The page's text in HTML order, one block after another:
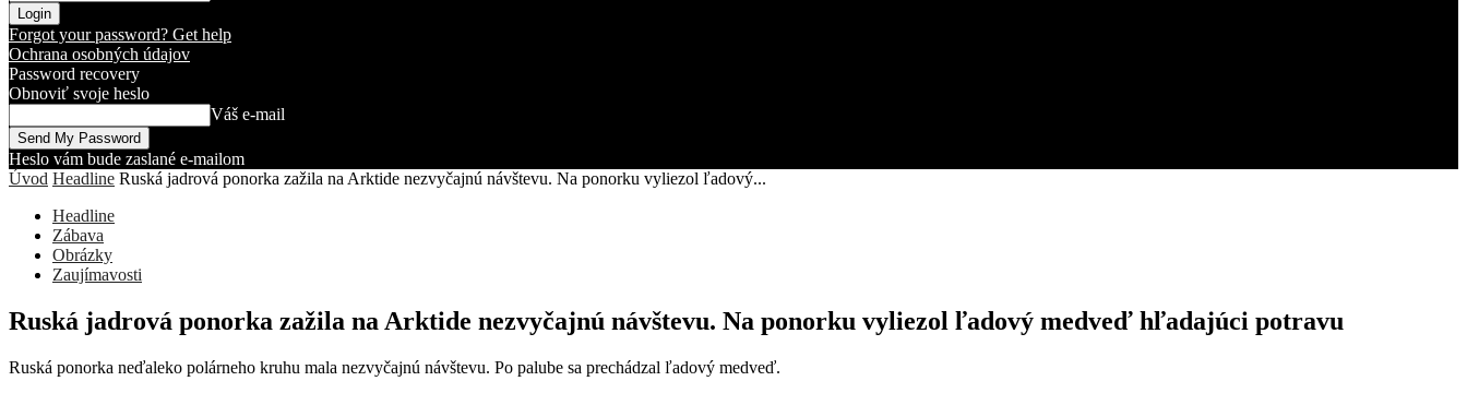
Forgot your password? Get help
Ochrana osobných údajov
Password recovery
Obnoviť svoje heslo
Váš e-mail
Heslo vám bude zaslané e-mailom
Úvod Headline Ruská jadrová ponorka zažila na Arktide nezvyčajnú návštevu. Na ponorku vyliezol ľadový...
Headline
Zábava
Obrázky
Zaujímavosti
Ruská jadrová ponorka zažila na Arktide nezvyčajnú návštevu. Na ponorku vyliezol ľadový medveď hľadajúci potravu
Ruská ponorka neďaleko polárneho kruhu mala nezvyčajnú návštevu. Po palube sa prechádzal ľadový medveď.